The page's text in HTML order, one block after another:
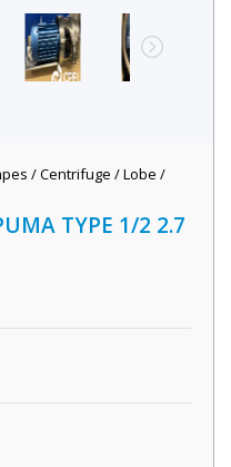
/ Centrifuge / Lobe /
TYPE 1/2 2.7